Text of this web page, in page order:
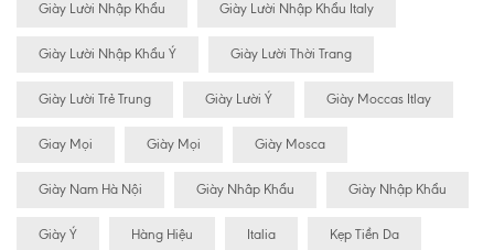
Giày Lười Nhập Khẩu Giày Lười Nhập Khẩu Italy
Giày Lười Nhập Khẩu Ý Giày Lười Thời Trang
Giày Lười Trẻ Trung Giày Lười Ý Giày Moccas Itlay
Giay Mọi Giày Mọi Giày Mosca
Giày Nam Hà Nội Giày Nhâp Khẩu Giày Nhập Khẩu
Giày Ý Hàng Hiệu Italia Kẹp Tiền Da